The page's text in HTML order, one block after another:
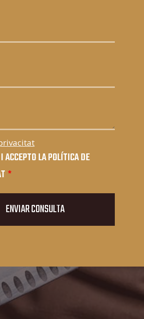
ACCEPTO LA POLÍTICA DE
*
ENVIAR CONSULTA